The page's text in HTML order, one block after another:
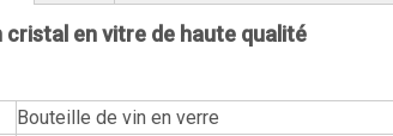
cristal en vitre de haute qualité
Bouteille de vin en verre